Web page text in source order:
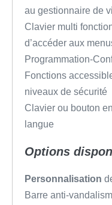
au gestionnaire de
Clavier multi
d’accéder aux
Programmation-
Fonctions
niveaux de sécurité
Clavier ou bouton
langue
Options
Personnalisation
Barre anti-